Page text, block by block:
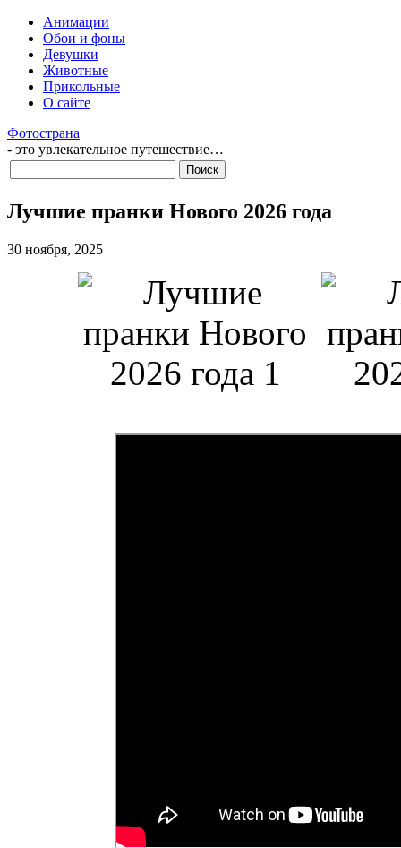
Анимации
Обои и фоны
Девушки
Животные
Прикольные
О сайте
Фотострана
- это увлекательное путешествие…
Лучшие пранки Нового 2026 года
30 ноября, 2025